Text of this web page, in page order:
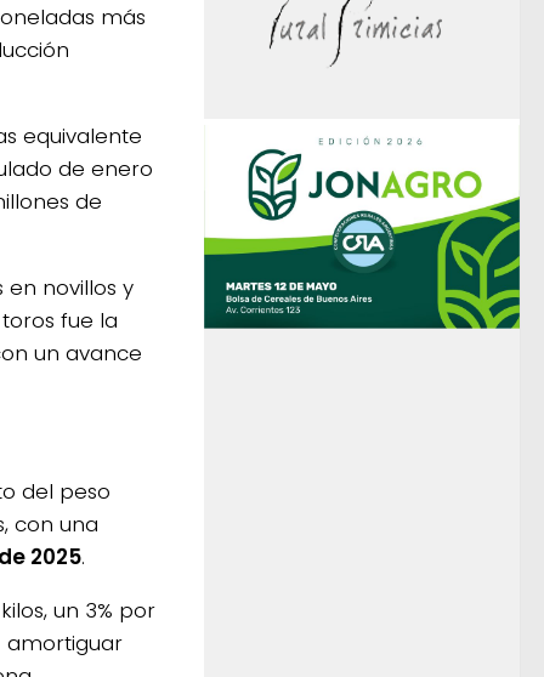
más
equivalente
de enero
de
novillos y
fue la
un avance
del peso
con una
2025.
un 3% por
amortiguar